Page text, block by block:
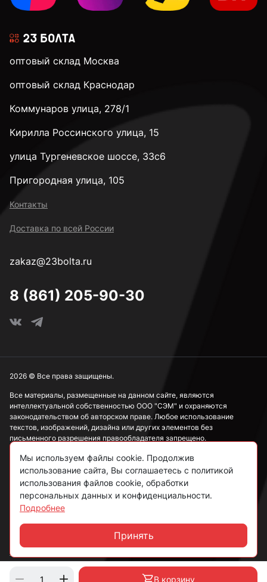
В корзину
оптовый склад Москва
оптовый склад Краснодар
Коммунаров улица, 278/1
Кирилла Россинского улица, 15
улица Тургеневское шоссе, 33с6
Пригородная улица, 105
Контакты
Доставка по всей России
zakaz@23bolta.ru
8 (861) 205-90-30
Все материалы, размещенные на данном сайте, являются
интеллектуальной собственностью ООО "СЭМ" и охраняются
законодательством об авторском праве. Любое использование
текстов, изображений, дизайна или других элементов без
письменного разрешения правообладателя запрещено.
Информация, представленная на сайте, носит исключительно
ознакомительный характер и не может рассматриваться как
публичная оферта в соответствии со ст. 437 ГК РФ.
Политика конфиденциальности
Согласие на обработку данных
Пользовательское соглашение
2026 © Все права защищены.
Мы используем файлы cookie. Продолжив
использование сайта, Вы соглашаетесь с политикой
использования файлов cookie, обработки
персональных данных и конфиденциальности.
Подробнее
Принять
Чат